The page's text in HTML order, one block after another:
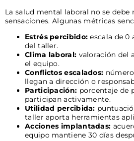
La salud mental laboral no se debe
sensaciones. Algunas métricas
Estrés percibido: escala de 0
del taller.
Clima laboral: valoración del
el equipo.
Conflictos escalados:
llegan a dirección o
Participación: porcentaje de
participan activamente.
Utilidad percibida:
taller aporta herramientas
Acciones implantadas:
equipo mantiene 30 días